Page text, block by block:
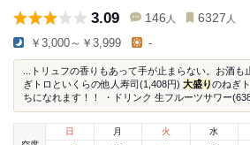
3.09 146 人 6327 人
￥3,000～￥3,999 -
...トリュフの香りもあって手が止まらない。お酒
ぎトロといくらの他人寿司(1,408円) 大盛りのねぎ
ちになれます！！ ・ドリンク 生フルーツサワー
日
月 火 水